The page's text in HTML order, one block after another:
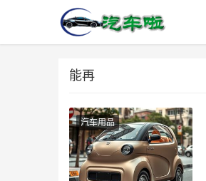
能再
汽车用品